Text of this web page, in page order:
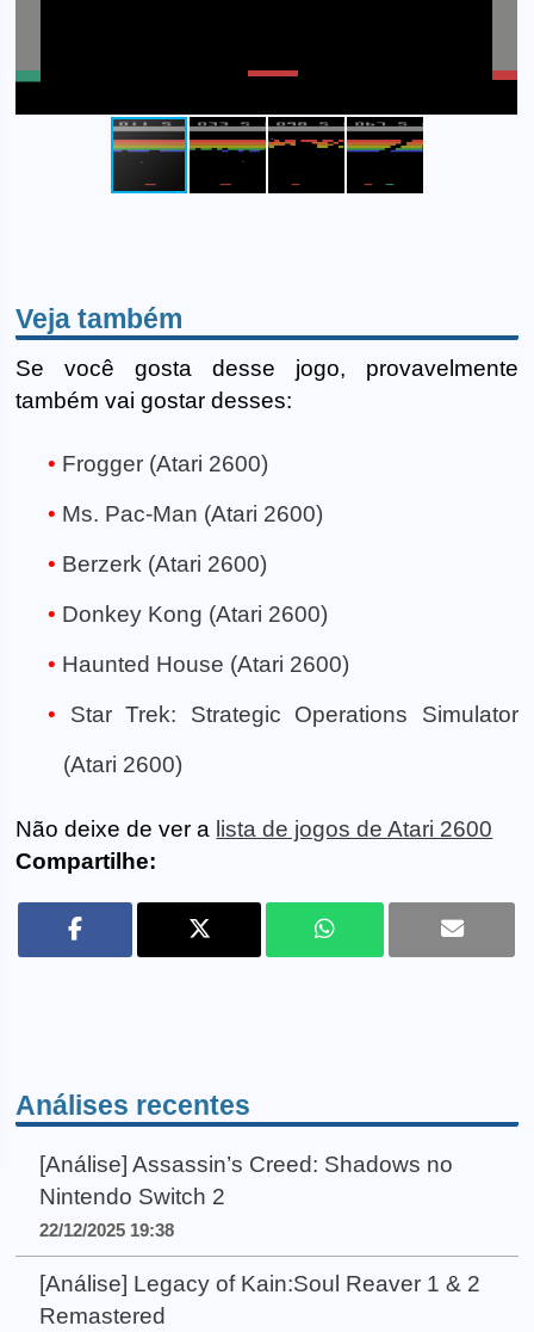
Veja também
Se você gosta desse jogo, provavelmente
também vai gostar desses:
Frogger (Atari 2600)
Ms. Pac-Man (Atari 2600)
Berzerk (Atari 2600)
Donkey Kong (Atari 2600)
Haunted House (Atari 2600)
Star Trek: Strategic Operations Simulator
(Atari 2600)
Não deixe de ver a lista de jogos de Atari 2600
Compartilhe:
Análises recentes
[Análise] Assassin’s Creed: Shadows no
Nintendo Switch 2
22/12/2025 19:38
[Análise] Legacy of Kain:Soul Reaver 1 & 2
Remastered